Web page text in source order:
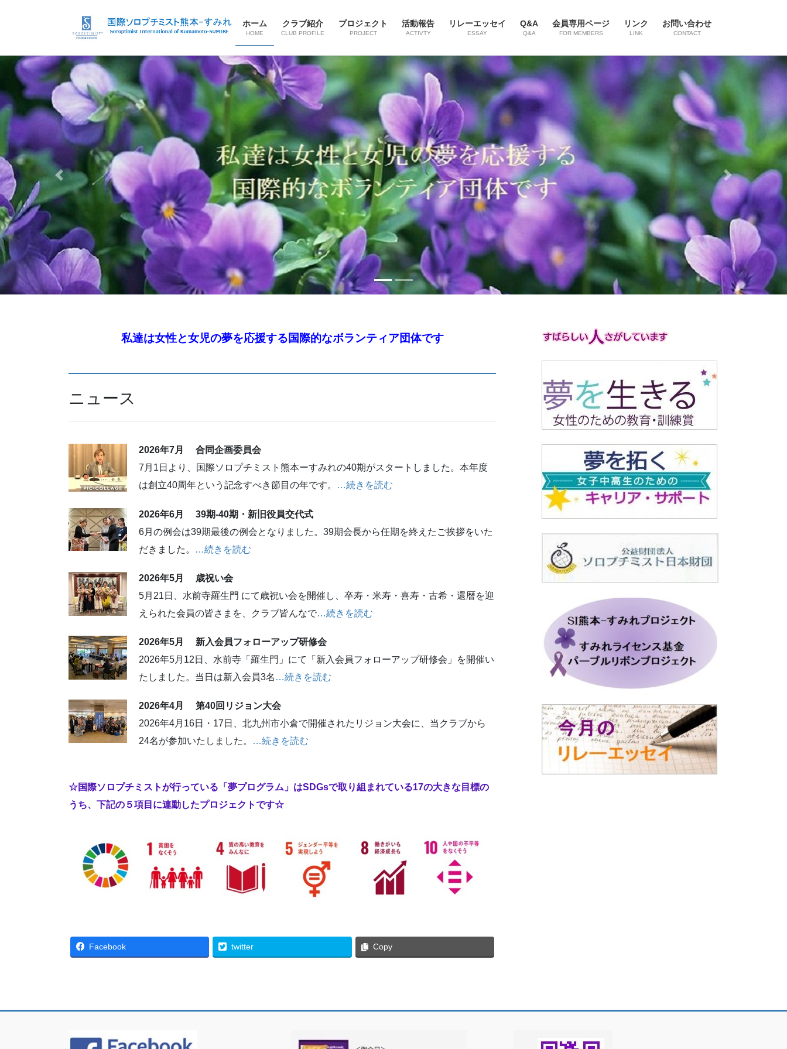
ス
キ
ン
に
ホーム
HOME
クラブ紹介
CLUB PROFILE
プロジェクト
PROJECT
活動報告
ACTIVTY
リレーエッセイ
ESSAY
Q&A
Q&A
会員専用ページ
FOR MEMBERS
リンク
LINK
お問い合わせ
CONTACT
Previous Next
私達は女性と女児の夢を応援する国際的なボランティア団体です
ニュース
2026年7月 合同企画委員会
7月1日より、国際ソロプチミスト熊本ーすみれの40期がスタートしました。本年度
は創立40周年という記念すべき節目の年です。
…続きを読む
2026年6月 39期-40期・新旧役員交代式
6月の例会は39期最後の例会となりました。39期会長から任期を終えたご挨拶をいた
だきました。
…続きを読む
2026年5月 歳祝い会
5月21日、水前寺羅生門 にて歳祝い会を開催し、卒寿・米寿・喜寿・古希・還暦を迎
えられた会員の皆さまを、クラブ皆んなで…続きを読む
2026年5月 新入会員フォローアップ研修会
2026年5月12日、水前寺「羅生門」にて「新入会員フォローアップ研修会」を開催い
たしました。当日は新入会員3名 …続きを読む
2026年4月 第40回リジョン大会
2026年4月16日・17日、北九州市小倉で開催されたリジョン大会に、当クラブから
24名が参加いたしました。
…続きを読む
☆国際ソロプチミストが行っている「夢プログラム」はSDGsで取り組まれている17の大きな目標の
うち、下記の５項目に連動したプロジェクトです☆
Facebook twitter Copy